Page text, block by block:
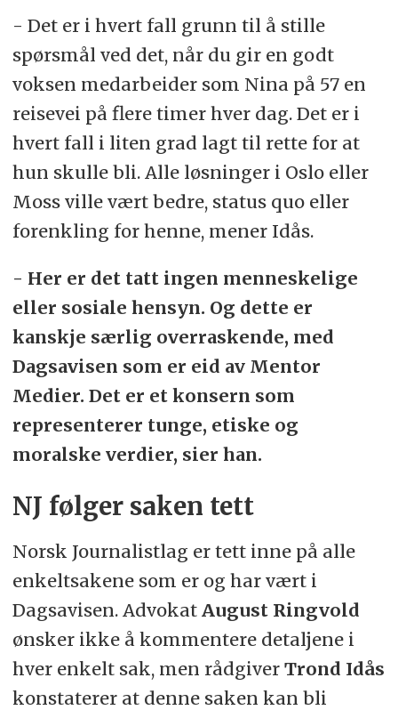
- Det er i hvert fall grunn til å stille
spørsmål ved det, når du gir en godt
voksen medarbeider som Nina på 57 en
reisevei på flere timer hver dag. Det er i
hvert fall i liten grad lagt til rette for at
hun skulle bli. Alle løsninger i Oslo eller
Moss ville vært bedre, status quo eller
forenkling for henne, mener Idås.
- Her er det tatt ingen menneskelige
eller sosiale hensyn. Og dette er
kanskje særlig overraskende, med
Dagsavisen som er eid av Mentor
Medier. Det er et konsern som
representerer tunge, etiske og
moralske verdier, sier han.
NJ følger saken tett
Norsk Journalistlag er tett inne på alle
enkeltsakene som er og har vært i
Dagsavisen. Advokat August Ringvold
ønsker ikke å kommentere detaljene i
hver enkelt sak, men rådgiver Trond Idås
konstaterer at denne saken kan bli